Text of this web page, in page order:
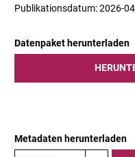
Publikationsdatum: 2026-
Datenpaket herunterladen
Metadaten herunterladen